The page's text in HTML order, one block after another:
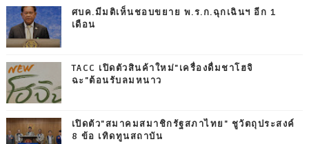
ศบค.มีมติเห็นชอบขยาย พ.ร.ก.ฉุกเฉินฯ อีก 1
เดือน
TACC เปิดตัวสินค้าใหม่"เครื่องดื่มชาโฮจิ
ฉะ"ต้อนรับลมหนาว
เปิดตัว"สมาคมสมาชิกรัฐสภาไทย" ชูวัตถุประสงค์
8 ข้อ เทิดทูนสถาบัน